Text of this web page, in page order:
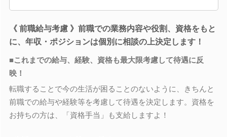
《 前職給与考慮 》前職での業務内容や役割、資格をもと
に、年収・ポジションは個別に相談の上決定します！
■これまでの給与、経験、資格も最大限考慮して待遇に反
映！
転職することで今の生活が困ることのないように、きちんと
前職での給与や経験等を考慮して待遇を決定します。資格を
お持ちの方は、「資格手当」も支給しますよ！